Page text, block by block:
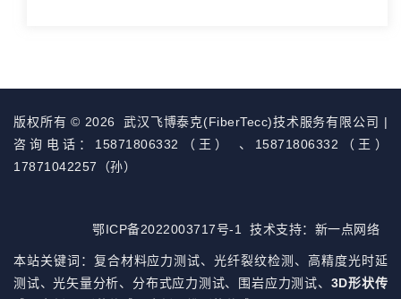
版权所有 © 2026 武汉飞博泰克(FiberTecc)技术服务有限公司 |
咨询电话： 15871806332（王） 、 15871806332（王）
17871042257（孙）
鄂ICP备2022003717号-1 技术支持： 新一点网络
本站关键词：复合材料应力测试、光纤裂纹检测、高精度光时延
测试、光矢量分析、分布式应力测试、围岩应力测试、 3D形状传